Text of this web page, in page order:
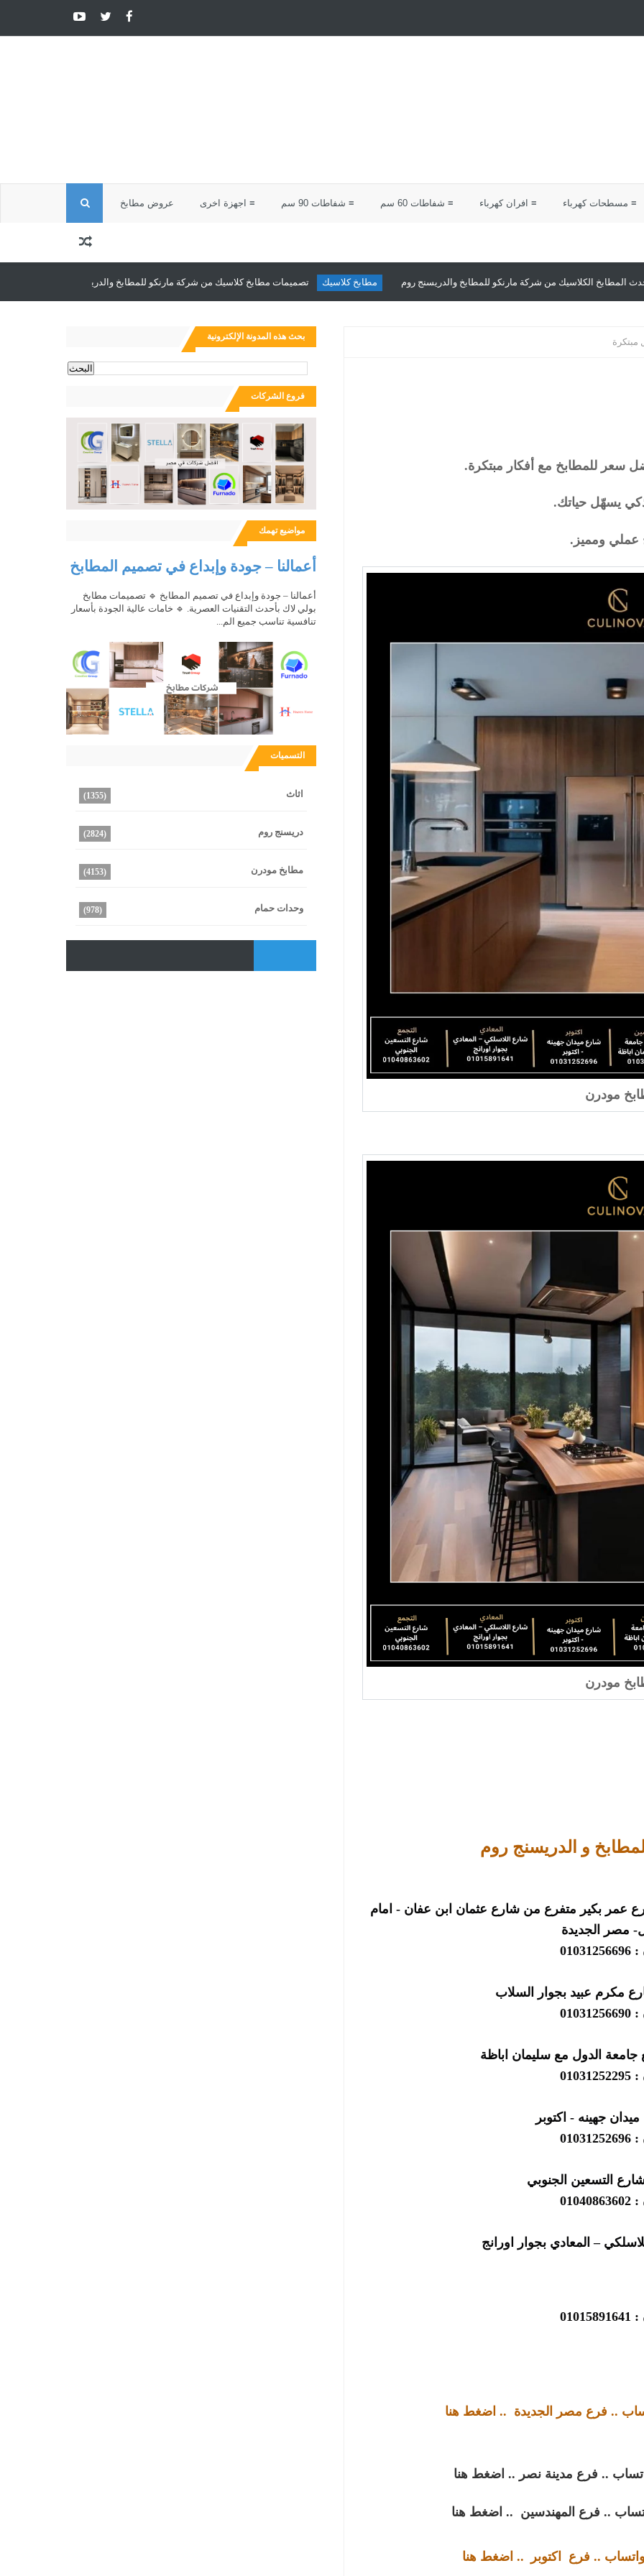
≡ مسطحات كهرباء ≡ افران كهرباء ≡ شفاطات 60 سم ≡ شفاطات 90 سم ≡ اجهزة اخرى عروض مطابخ ا
ل
ث
الكلاسيك من شركة مارنكو للمطابخ والدريسنج روم مطابخ كلاسيك تصميمات مطابخ كلاسيك من شركة مارنكو للمطابخ والدريسنج روم
مبتكرة
سعر للمطابخ مع أفكار مبتكرة.
يسهّل حياتك.
ومميز.
مودرن
مودرن
و الدريسنج روم
: فرع مصر الجديدة : ٢٢ شارع عمر بكير متفرع من شارع عثمان ابن عفان - امام
مصر الجديدة
مكرم عبيد بجوار السلاب
الدول مع سليمان اباظة
جهينه - اكتوبر
التسعين الجنوبي
– المعادي بجوار اورانج
.. فرع مصر الجديدة .. اضغط هنا
.. فرع مدينة نصر .. اضغط هنا
.. فرع المهندسين .. اضغط هنا
.. فرع اكتوبر .. اضغط هنا
بحث هذه المدونة الإلكترونية
فروع الشركات
مواضيع تهمك
أعمالنا – جودة وإبداع في تصميم المطابخ
أعمالنا – جودة وإبداع في تصميم المطابخ 🔹 تصميمات مطابخ
بولي لاك بأحدث التقنيات العصرية. 🔹 خامات عالية الجودة بأسعار
تنافسية تناسب جميع الم...
التسميات
اثاث (1355)
دريسنج روم (2824)
مطابخ مودرن (4153)
وحدات حمام (978)